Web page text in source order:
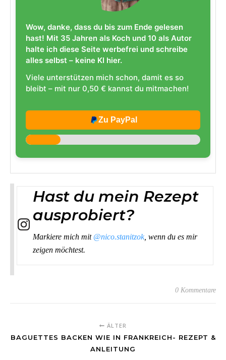
Wow, danke, dass du bis zum Ende gelesen
hast! Mit 35 Jahren als Koch und 10 als Autor
halte ich diese Seite werbefrei und schreibe
alles selbst – keine KI hier.
Viele unterstützen mich schon, damit es so
bleibt – mit nur 0,50 € kannst du mitmachen!
Zu PayPal
Hast du mein Rezept
ausprobiert?
Markiere mich mit @nico.stanitzok, wenn du es mir
zeigen möchtest.
0 Kommentare
ÄLTER
BAGUETTES BACKEN WIE IN FRANKREICH- REZEPT &
ANLEITUNG